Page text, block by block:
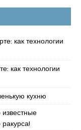
как технологии
как технологии
кухню